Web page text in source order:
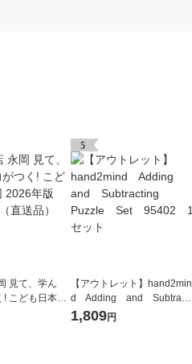
見て、学ん
こども日本地
1冊（直
5
【アウトレット】hand2min
d Adding and Subtracti
ng Puzzle Set 95402
1セット
1,809円